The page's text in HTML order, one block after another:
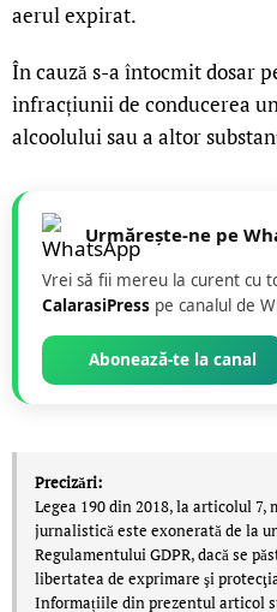
aerul expirat.
În cauză s-a întocmit dosar
infracțiunii de conducerea
alcoolului sau a altor
Urmărește-ne pe
Vrei să fii mereu la curent cu
CalarasiPress pe canalul de
Abonează-te la canal
Precizări:
Legea 190 din 2018, la articolul 7,
jurnalistică este exonerată de la
Regulamentului GDPR, dacă se
libertatea de exprimare şi
Informațiile din prezentul articol